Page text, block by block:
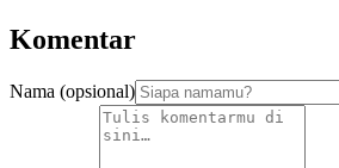
Komentar
Nama (opsional)